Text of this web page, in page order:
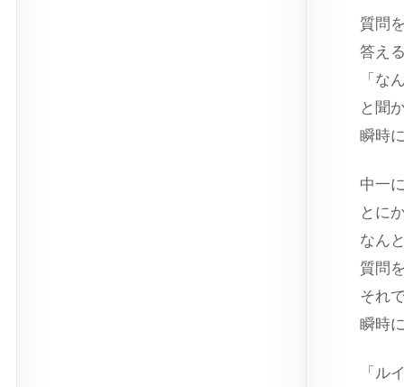
質問
答え
「な
と聞
瞬時
中一
とに
なん
質問
それ
瞬時
「ル